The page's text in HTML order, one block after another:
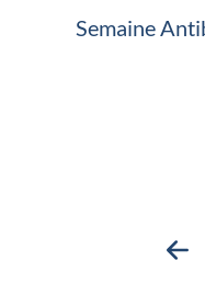
Semaine